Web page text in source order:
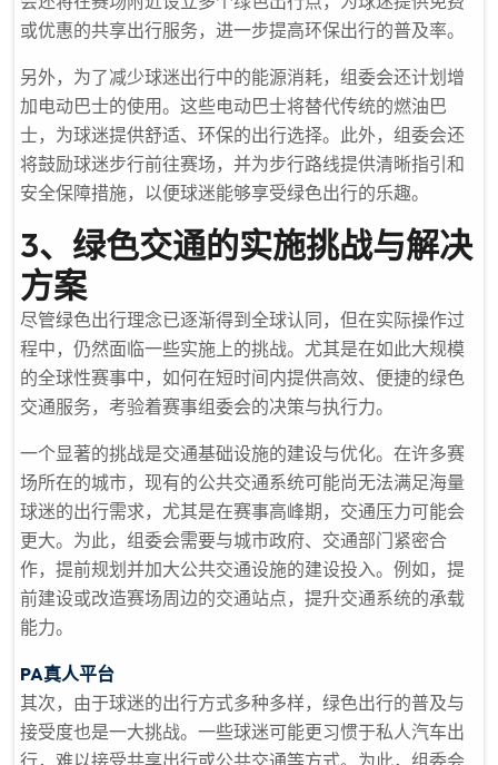
或优惠的共享出行服务，进一步提高环保出行的普及率。
另外，为了减少球迷出行中的能源消耗，组委会还计划增
加电动巴士的使用。这些电动巴士将替代传统的燃油巴
士，为球迷提供舒适、环保的出行选择。此外，组委会还
将鼓励球迷步行前往赛场，并为步行路线提供清晰指引和
安全保障措施，以便球迷能够享受绿色出行的乐趣。
3、绿色交通的实施挑战与解决
方案
尽管绿色出行理念已逐渐得到全球认同，但在实际操作过
程中，仍然面临一些实施上的挑战。尤其是在如此大规模
的全球性赛事中，如何在短时间内提供高效、便捷的绿色
交通服务，考验着赛事组委会的决策与执行力。
一个显著的挑战是交通基础设施的建设与优化。在许多赛
场所在的城市，现有的公共交通系统可能尚无法满足海量
球迷的出行需求，尤其是在赛事高峰期，交通压力可能会
更大。为此，组委会需要与城市政府、交通部门紧密合
作，提前规划并加大公共交通设施的建设投入。例如，提
前建设或改造赛场周边的交通站点，提升交通系统的承载
能力。
PA真人平台
其次，由于球迷的出行方式多种多样，绿色出行的普及与
接受度也是一大挑战。一些球迷可能更习惯于私人汽车出
行，难以接受共享出行或公共交通等方式。为此，组委会